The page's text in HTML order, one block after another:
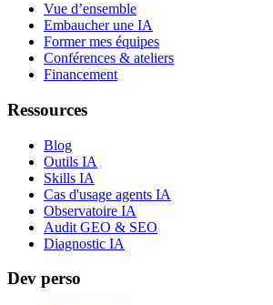
Vue d’ensemble
Embaucher une IA
Former mes équipes
Conférences & ateliers
Financement
Ressources
Blog
Outils IA
Skills IA
Cas d'usage agents IA
Observatoire IA
Audit GEO & SEO
Diagnostic IA
Dev perso